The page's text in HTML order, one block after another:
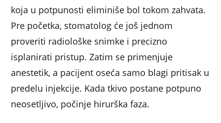
koja u potpunosti eliminiše bol tokom zahvata.
Pre početka, stomatolog će još jednom
proveriti radiološke snimke i precizno
isplanirati pristup. Zatim se primenjuje
anestetik, a pacijent oseća samo blagi pritisak u
predelu injekcije. Kada tkivo postane potpuno
neosetljivo, počinje hirurška faza.